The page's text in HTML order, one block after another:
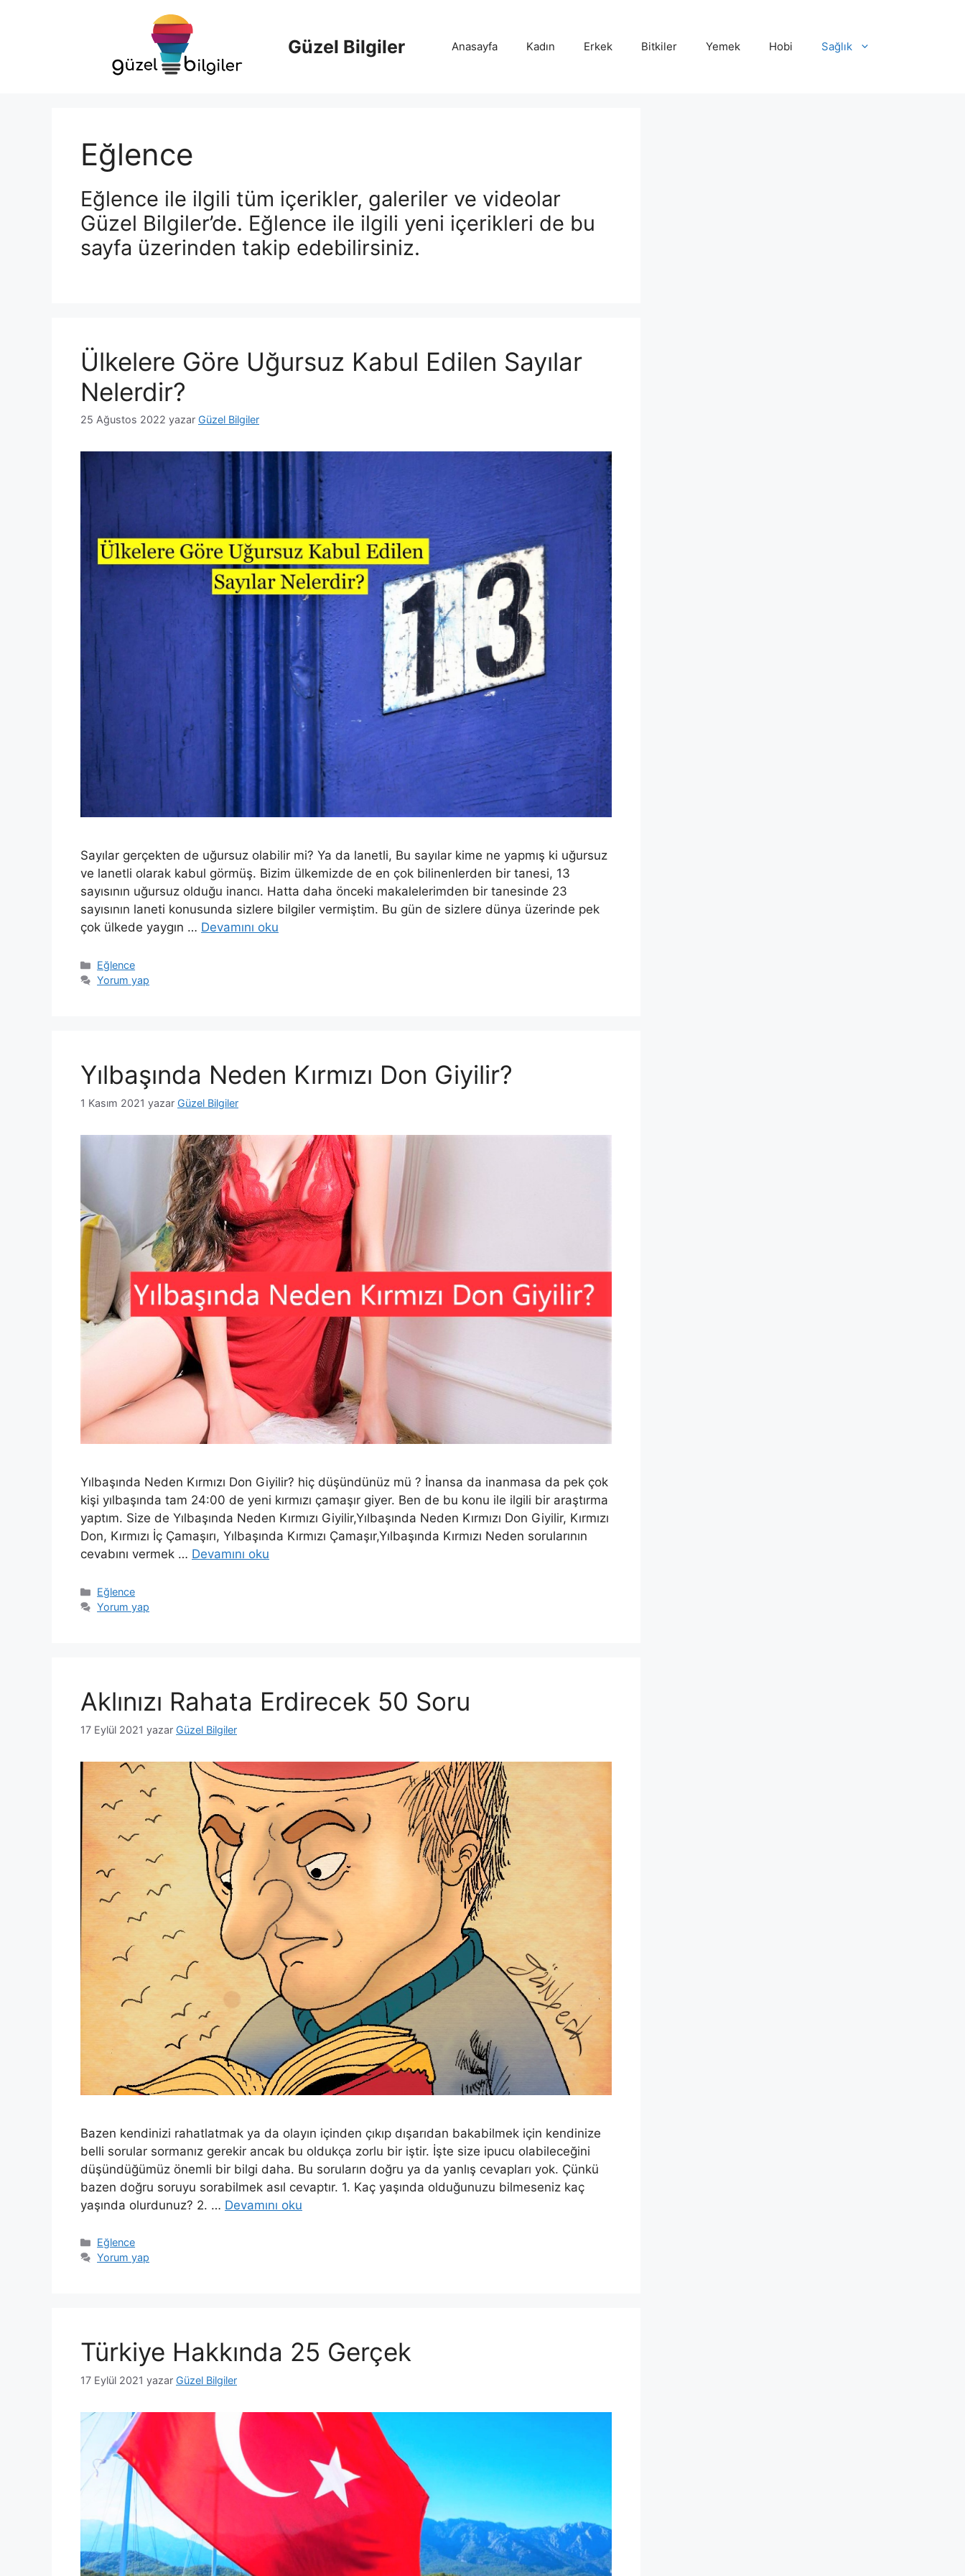
Güzel Bilgiler Anasayfa Kadın Erkek Bitkiler Yemek Hobi Sağlık
Eğlence
Eğlence ile ilgili tüm içerikler, galeriler ve videolar
Güzel Bilgiler’de. Eğlence ile ilgili yeni içerikleri de bu
sayfa üzerinden takip edebilirsiniz.
Ülkelere Göre Uğursuz Kabul Edilen Sayılar
Nelerdir?
25 Ağustos 2022 yazar Güzel Bilgiler
Sayılar gerçekten de uğursuz olabilir mi? Ya da lanetli, Bu sayılar kime ne yapmış ki uğursuz
ve lanetli olarak kabul görmüş. Bizim ülkemizde de en çok bilinenlerden bir tanesi, 13
sayısının uğursuz olduğu inancı. Hatta daha önceki makalelerimden bir tanesinde 23
sayısının laneti konusunda sizlere bilgiler vermiştim. Bu gün de sizlere dünya üzerinde pek
çok ülkede yaygın … Devamını oku
Kategoriler
Eğlence
Yorum yap
Yılbaşında Neden Kırmızı Don Giyilir?
1 Kasım 2021 yazar Güzel Bilgiler
Yılbaşında Neden Kırmızı Don Giyilir? hiç düşündünüz mü ? İnansa da inanmasa da pek çok
kişi yılbaşında tam 24:00 de yeni kırmızı çamaşır giyer. Ben de bu konu ile ilgili bir araştırma
yaptım. Size de Yılbaşında Neden Kırmızı Giyilir,Yılbaşında Neden Kırmızı Don Giyilir, Kırmızı
Don, Kırmızı İç Çamaşırı, Yılbaşında Kırmızı Çamaşır,Yılbaşında Kırmızı Neden sorularının
cevabını vermek … Devamını oku
Kategoriler
Eğlence
Yorum yap
Aklınızı Rahata Erdirecek 50 Soru
17 Eylül 2021 yazar Güzel Bilgiler
Bazen kendinizi rahatlatmak ya da olayın içinden çıkıp dışarıdan bakabilmek için kendinize
belli sorular sormanız gerekir ancak bu oldukça zorlu bir iştir. İşte size ipucu olabileceğini
düşündüğümüz önemli bir bilgi daha. Bu soruların doğru ya da yanlış cevapları yok. Çünkü
bazen doğru soruyu sorabilmek asıl cevaptır. 1. Kaç yaşında olduğunuzu bilmeseniz kaç
yaşında olurdunuz? 2. … Devamını oku
Kategoriler
Eğlence
Yorum yap
Türkiye Hakkında 25 Gerçek
17 Eylül 2021 yazar Güzel Bilgiler